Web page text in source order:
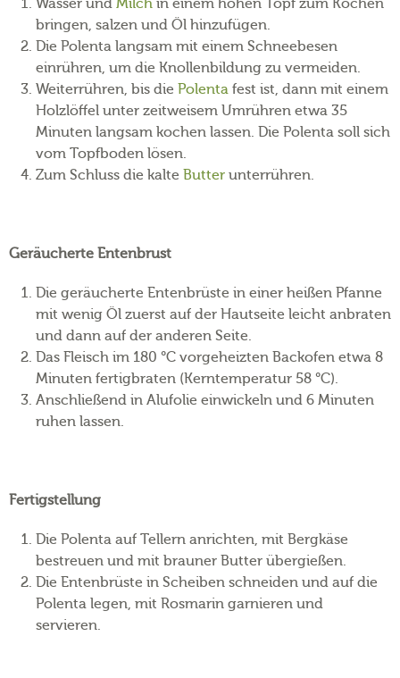
Wasser und Milch in einem hohen Topf zum Kochen
bringen, salzen und Öl hinzufügen.
Die Polenta langsam mit einem Schneebesen
einrühren, um die Knollenbildung zu vermeiden.
Weiterrühren, bis die Polenta fest ist, dann mit einem
Holzlöffel unter zeitweisem Umrühren etwa 35
Minuten langsam kochen lassen. Die Polenta soll sich
vom Topfboden lösen.
Zum Schluss die kalte Butter unterrühren.
Geräucherte Entenbrust
Die geräucherte Entenbrüste in einer heißen Pfanne
mit wenig Öl zuerst auf der Hautseite leicht anbraten
und dann auf der anderen Seite.
Das Fleisch im 180 °C vorgeheizten Backofen etwa 8
Minuten fertigbraten (Kerntemperatur 58 °C).
Anschließend in Alufolie einwickeln und 6 Minuten
ruhen lassen.
Fertigstellung
Die Polenta auf Tellern anrichten, mit Bergkäse
bestreuen und mit brauner Butter übergießen.
Die Entenbrüste in Scheiben schneiden und auf die
Polenta legen, mit Rosmarin garnieren und
servieren.